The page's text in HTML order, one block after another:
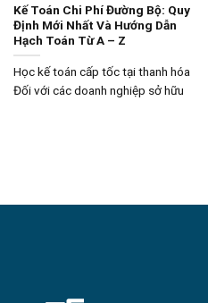
Kế Toán Chi Phí Đường Bộ: Quy
Định Mới Nhất Và Hướng Dẫn
Hạch Toán Từ A – Z
Học kế toán cấp tốc tại thanh hóa
Đối với các doanh nghiệp sở hữu